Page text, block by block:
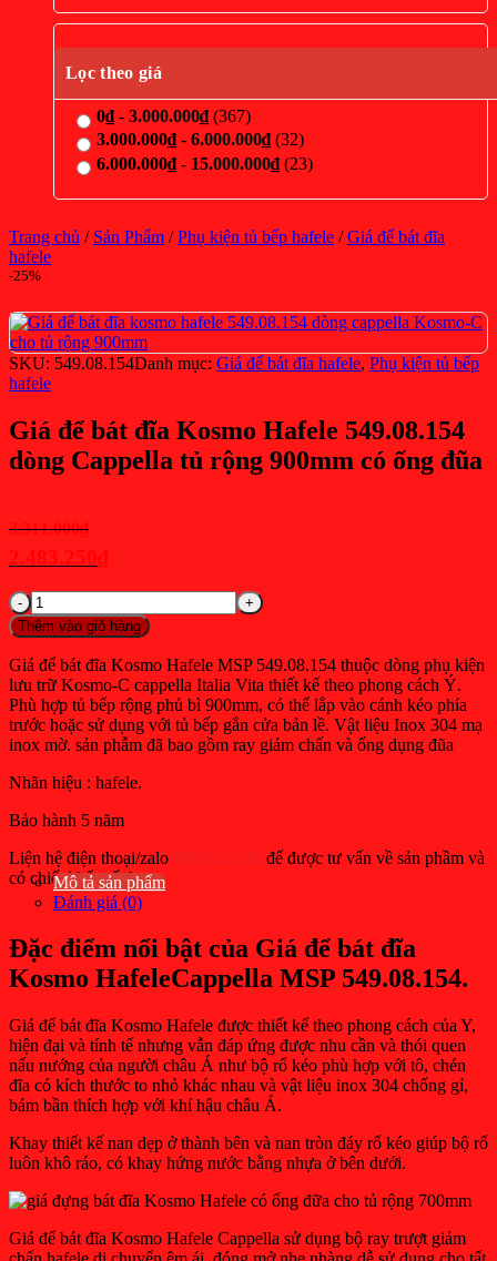
Lọc theo giá
0₫- 3.000.000₫(367)
3.000.000₫- 6.000.000₫(32)
6.000.000₫- 15.000.000₫(23)
Trang chủ / Sản Phẩm / Phụ kiện tủ bếp hafele / Giá để bát đĩa
hafele
-25%
SKU: 549.08.154Danh mục: Giá để bát đĩa hafele, Phụ kiện tủ bếp
hafele
Giá để bát đĩa Kosmo Hafele 549.08.154
dòng Cappella tủ rộng 900mm có ống đũa
3.311.000₫Giá
hiện
tại
là:
2.483.250₫.
Giá
để
bát
đĩa
Kosmo
Hafele
549.08.154
dòng
tủ
900mm
ống
đũa
số
Thêm vào giỏ hàng
Giá để bát đĩa Kosmo Hafele MSP 549.08.154 thuộc dòng phụ kiện
lưu trữ Kosmo-C cappella Italia Vita thiết kế theo phong cách Ý.
Phù hợp tủ bếp rộng phủ bì 900mm, có thể lắp vào cánh kéo phía
trước hoặc sử dụng với tủ bếp gắn cửa bản lề. Vật liệu Inox 304 mạ
inox mờ. sản phẫm đã bao gồm ray giảm chấn và ống dụng đũa
Nhãn hiệu : hafele.
Bảo hành 5 năm
Liện hệ điện thoại/zalo
để được tư vấn về sản phầm và
có chiết khấu tốt hơn.
Mô tả sản phẩm
Đánh giá (0)
Đặc điểm nổi bật của Giá để bát đĩa
Kosmo HafeleCappella MSP 549.08.154.
Giá để bát đĩa Kosmo Hafele được thiết kế theo phong cách của Y,
hiện đại và tính tế nhưng vẫn đáp ứng được nhu cần và thói quen
nấu nướng của người châu Á như bộ rổ kéo phù hợp với tô, chén
đĩa có kích thước to nhỏ khác nhau và vật liệu inox 304 chống gỉ,
bám bần thích hợp với khí hậu châu Á.
Khay thiết kế nan dẹp ở thành bên và nan tròn đáy rổ kéo giúp bộ rổ
luôn khô ráo, có khay hứng nước bằng nhựa ở bên dưới.
Giá để bát đĩa Kosmo Hafele Cappella sử dụng bộ ray trượt giảm